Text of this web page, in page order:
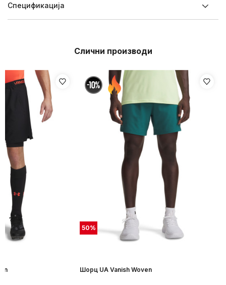
Спецификацијa
Слични производи
50%
Шорц UA Vanish Woven